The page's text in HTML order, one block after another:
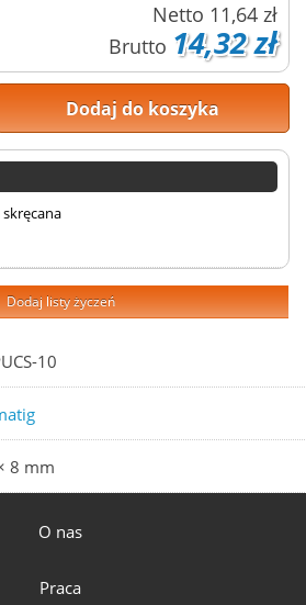
Netto 11,64 zł
Brutto 14,32 zł
Dodaj do koszyka
Dodaj listy życzeń
10
8 mm
O nas
Praca